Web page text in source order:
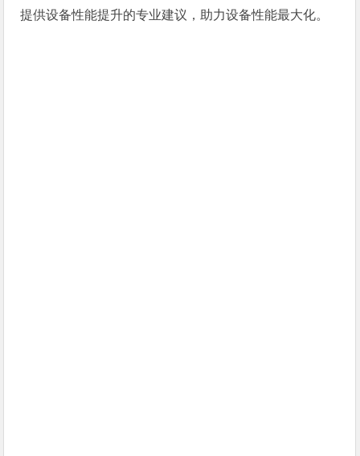
提供设备性能提升的专业建议，助力设备性能最大化。